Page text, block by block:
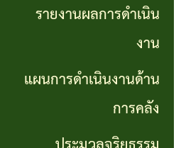
งาน
เจ้า
หน้าที่
งานด้าน
การคลัง
กำลัง
แผน
รายงานผลการดำเนิน
งาน
แผนการดำเนินงานด้าน
การคลัง